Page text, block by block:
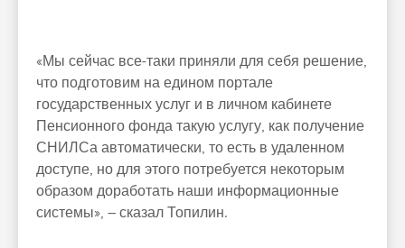
«Мы сейчас все-таки приняли для себя решение,
что подготовим на едином портале
государственных услуг и в личном кабинете
Пенсионного фонда такую услугу, как получение
СНИЛСа автоматически, то есть в удаленном
доступе, но для этого потребуется некоторым
образом доработать наши информационные
системы», – сказал Топилин.